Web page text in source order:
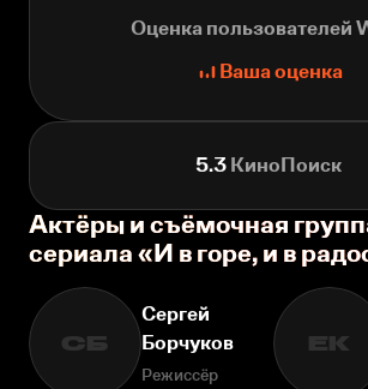
Оценка пользователей
Ваша оценка
5.3 КиноПоиск
Актёры и съёмочная
сериала «И в горе, и в
СБ
Сергей
Борчуков
Режиссёр
ЕК